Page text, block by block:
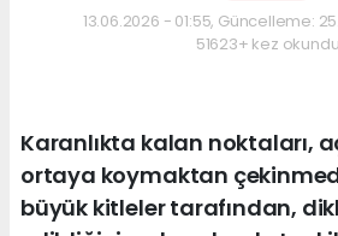
13.06.2026 - 01:55, Güncelleme:
51623+ kez
Karanlıkta kalan noktaları,
ortaya koymaktan
büyük kitleler tarafından,